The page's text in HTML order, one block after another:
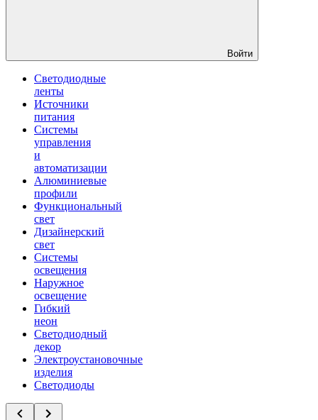
Войти
Светодиодные
ленты
Источники
питания
Системы
управления
и
автоматизации
Алюминиевые
профили
Функциональный
свет
Дизайнерский
свет
Системы
освещения
Наружное
освещение
Гибкий
неон
Светодиодный
декор
Электроустановочные
изделия
Светодиоды